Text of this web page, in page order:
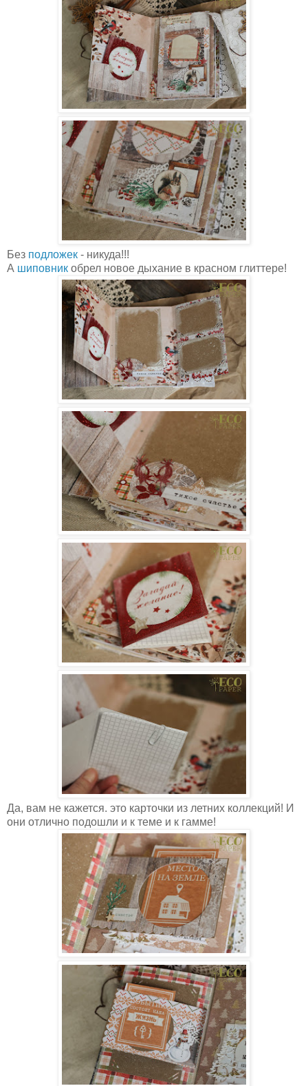
Без подложек - никуда!!!
А шиповник обрел новое дыхание в красном глиттере!
Да, вам не кажется. это карточки из летних коллекций! И
они отлично подошли и к теме и к гамме!